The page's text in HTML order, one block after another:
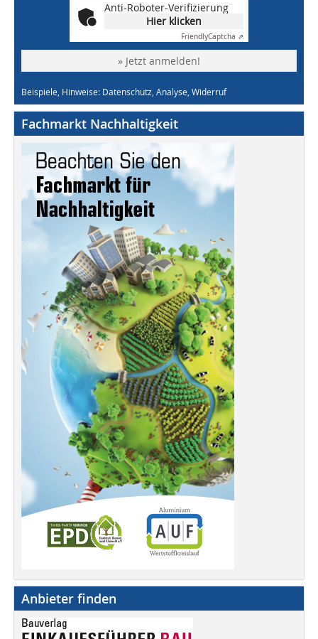
Anti-Roboter-Verifizierung
Hier klicken
FriendlyCaptcha ⇗
» Jetzt anmelden!
Beispiele, Hinweise: Datenschutz, Analyse, Widerruf
Fachmarkt Nachhaltigkeit
Anbieter finden